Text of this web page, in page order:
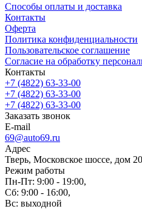
Способы оплаты и доставка
Контакты
Оферта
Политика конфиденциальности
Пользовательское соглашение
Согласие на обработку
Контакты
+7 (4822) 63-33-00
+7 (4822) 63-33-00
+7 (4822) 63-33-00
Заказать звонок
E-mail
69@auto69.ru
Адрес
Тверь, Московское шоссе, дом
Режим работы
Пн-Пт: 9:00 - 19:00,
Сб: 9:00 - 16:00,
Вс: выходной